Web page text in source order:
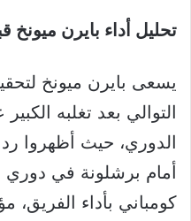
تحليل أداء بايرن ميونخ
يسعى بايرن ميونخ
الدوري، حيث أظهروا
أمام برشلونة في دوري
كومباني بأداء الفريق،